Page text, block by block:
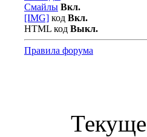
Смайлы Вкл.
[IMG] код Вкл.
HTML код Выкл.
Правила форума